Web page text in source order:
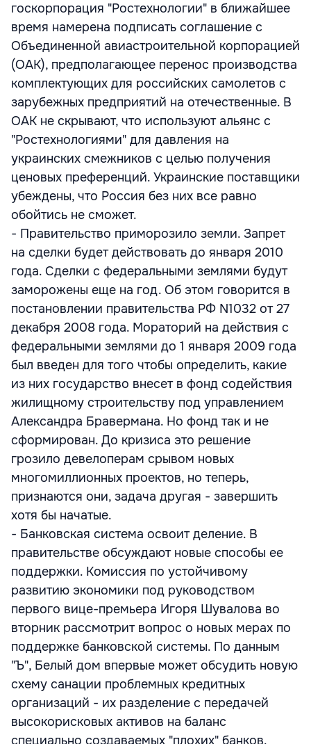
госкорпорация "Ростехнологии" в ближайшее
время намерена подписать соглашение с
Объединенной авиастроительной корпорацией
(ОАК), предполагающее перенос производства
комплектующих для российских самолетов с
зарубежных предприятий на отечественные. В
ОАК не скрывают, что используют альянс с
"Ростехнологиями" для давления на
украинских смежников с целью получения
ценовых преференций. Украинские поставщики
убеждены, что Россия без них все равно
обойтись не сможет.
- Правительство приморозило земли. Запрет
на сделки будет действовать до января 2010
года. Сделки с федеральными землями будут
заморожены еще на год. Об этом говорится в
постановлении правительства РФ N1032 от 27
декабря 2008 года. Мораторий на действия с
федеральными землями до 1 января 2009 года
был введен для того чтобы определить, какие
из них государство внесет в фонд содействия
жилищному строительству под управлением
Александра Бравермана. Но фонд так и не
сформирован. До кризиса это решение
грозило девелоперам срывом новых
многомиллионных проектов, но теперь,
признаются они, задача другая - завершить
хотя бы начатые.
- Банковская система освоит деление. В
правительстве обсуждают новые способы ее
поддержки. Комиссия по устойчивому
развитию экономики под руководством
первого вице-премьера Игоря Шувалова во
вторник рассмотрит вопрос о новых мерах по
поддержке банковской системы. По данным
"Ъ", Белый дом впервые может обсудить новую
схему санации проблемных кредитных
организаций - их разделение с передачей
высокорисковых активов на баланс
специально создаваемых "плохих" банков.